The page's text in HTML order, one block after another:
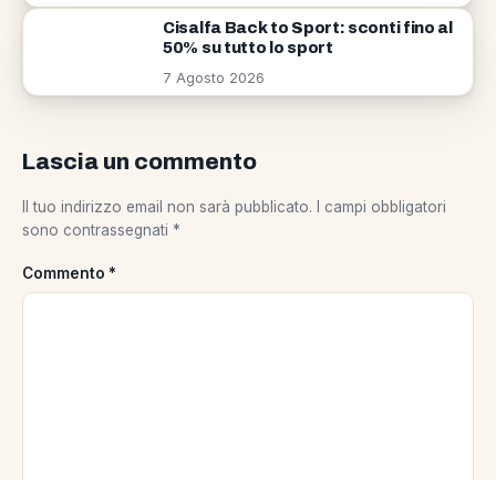
Cisalfa Back to Sport: sconti fino al
50% su tutto lo sport
7 Agosto 2026
Lascia un commento
Il tuo indirizzo email non sarà pubblicato.
I campi obbligatori
sono contrassegnati *
Commento *